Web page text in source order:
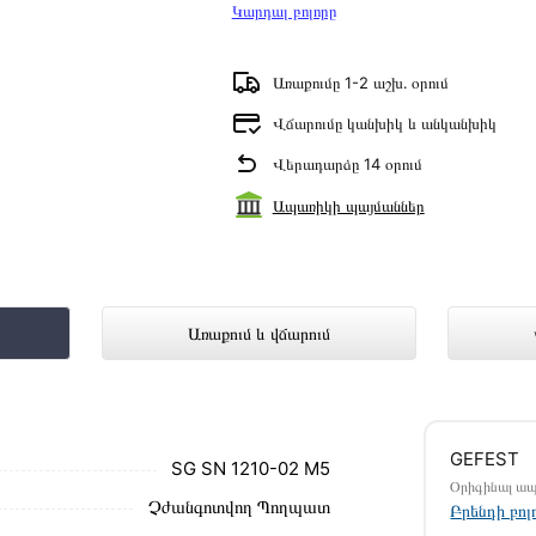
Կարդալ բոլորը
Առաքումը 1-2 աշխ․ օրում
Վճարումը կանխիկ և անկանխիկ
Վերադարձը 14 օրում
Ապառիկի պայմաններ
Առաքում և վճարում
1210-02 M5 ներկայացված է
SN 1210-02 M5 առաքման և վճարման
SG SN 1210-02 M5
Չժանգոտվող Պողպատ
GEFEST
Օրիգինալ
Բրենդի